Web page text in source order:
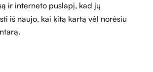
ir interneto puslapį, kad jų
iš naujo, kai kitą kartą vėl norėsiu